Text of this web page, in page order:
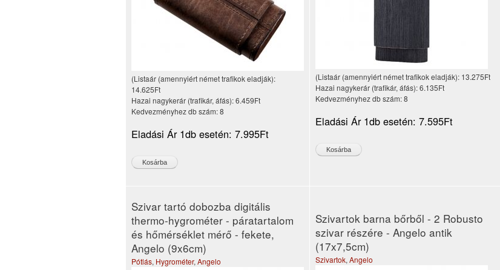
(Listaár (amennyiért német trafikok eladják):
14.625Ft
Hazai nagykerár (trafikár, áfás):6.459Ft
Kedvezményhez db szám:8
Eladási Ár 1db esetén: 7.995Ft
(Listaár (amennyiért német trafikok eladják): 13.275Ft
Hazai nagykerár (trafikár, áfás):6.135Ft
Kedvezményhez db szám:8
Eladási Ár 1db esetén: 7.595Ft
Szivar tartó dobozba digitális
thermo-hygrométer - páratartalom
és hőmérséklet mérő - fekete,
Angelo (9x6cm)
Pótlás, Hygrométer, Angelo
Szivartok barna bőrből - 2 Robusto
szivar részére - Angelo antik
(17x7,5cm)
Szivartok, Angelo